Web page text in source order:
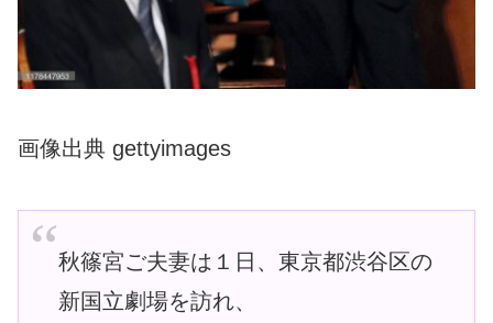
画像出典 gettyimages
秋篠宮ご夫妻は１日、東京都渋谷区の
新国立劇場を訪れ、